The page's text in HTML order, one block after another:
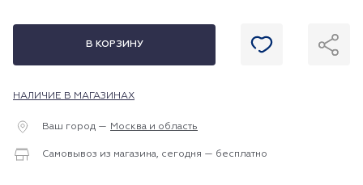
В КОРЗИНУ
НАЛИЧИЕ В МАГАЗИНАХ
Ваш город — Москва и область
Самовывоз из магазина, сегодня — бесплатно